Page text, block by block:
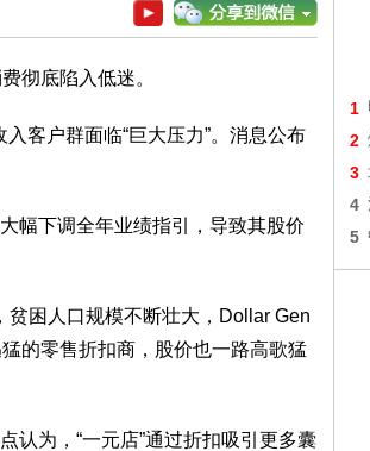
彻底陷入低迷。
客户群面临“巨大压力”。消息公布
下调全年业绩指引，导致其股价
困人口规模不断壮大，Dollar Gen
的零售折扣商，股价也一路高歌猛
为，“一元店”通过折扣吸引更多囊
1
2
3
4
5